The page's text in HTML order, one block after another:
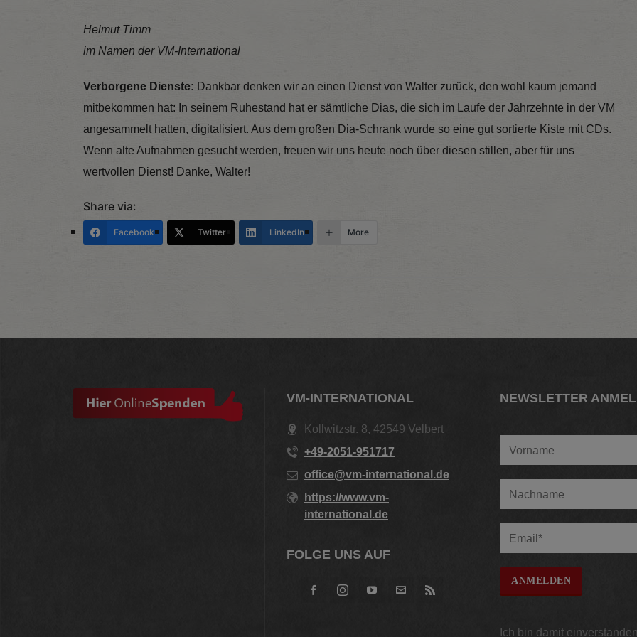
Helmut Timm
im Namen der VM-International
Verborgene Dienste: Dankbar denken wir an einen Dienst von Walter zurück, den wohl kaum jemand
mitbekommen hat: In seinem Ruhestand hat er sämtliche Dias, die sich im Laufe der Jahrzehnte in der VM
angesammelt hatten, digitalisiert. Aus dem großen Dia-Schrank wurde so eine gut sortierte Kiste mit CDs.
Wenn alte Aufnahmen gesucht werden, freuen wir uns heute noch über diesen stillen, aber für uns
wertvollen Dienst! Danke, Walter!
Share via:
Facebook Twitter LinkedIn More
VM-INTERNATIONAL
Kollwitzstr. 8, 42549 Velbert
+49-2051-951717
office@vm-international.de
https://www.vm-
international.de
FOLGE UNS AUF
NEWSLETTER
Ich bin damit